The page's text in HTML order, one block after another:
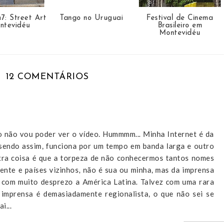
Street Art
Tango no Uruguai
Festival de Cinema
Brasileiro em
Montevidéu
12 COMENTÁRIOS
vou poder ver o vídeo. Hummmm... Minha Internet é da
assim, funciona por um tempo em banda larga e outro
coisa é que a torpeza de não conhecermos tantos nomes
e países vizinhos, não é sua ou minha, mas da imprensa
muito desprezo a América Latina. Talvez com uma rara
é demasiadamente regionalista, o que não sei se